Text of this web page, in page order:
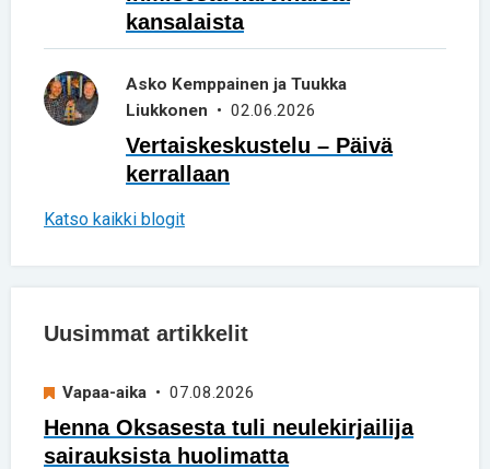
kansalaista
Asko Kemppainen ja Tuukka
Liukkonen • 02.06.2026
Vertaiskeskustelu – Päivä
kerrallaan
Katso kaikki blogit
Uusimmat artikkelit
Vapaa-aika • 07.08.2026
Henna Oksasesta tuli neulekirjailija
sairauksista huolimatta